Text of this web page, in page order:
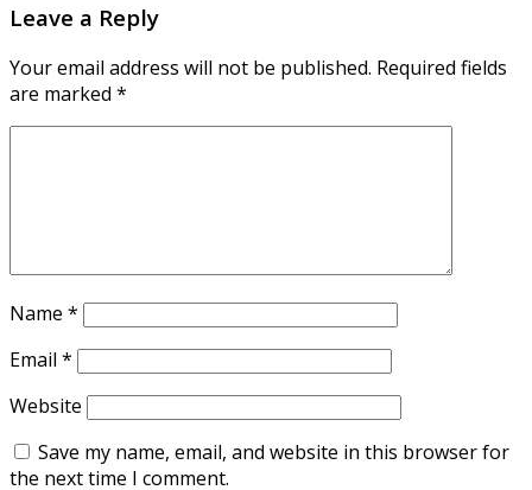
Leave a Reply
Your email address will not be published. Required fields
are marked *
Name *
Email *
Website
Save my name, email, and website in this browser for
the next time I comment.